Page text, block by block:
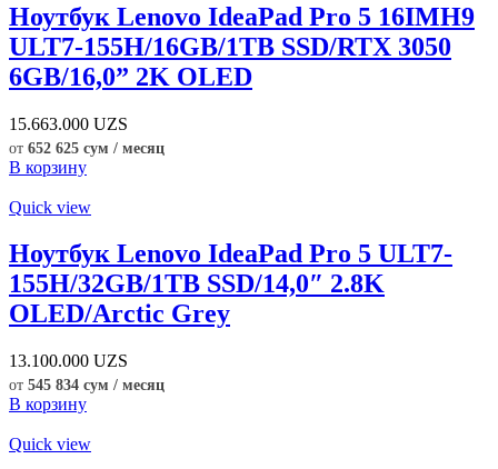
Ноутбук Lenovo IdeaPad Pro 5 16IMH9
ULT7-155H/16GB/1TB SSD/RTX 3050
6GB/16,0” 2K OLED
15.663.000 UZS
от 652 625 сум / месяц
В корзину
Quick view
Ноутбук Lenovo IdeaPad Pro 5 ULT7-
155H/32GB/1TB SSD/14,0″ 2.8K
OLED/Arctic Grey
13.100.000 UZS
от 545 834 сум / месяц
В корзину
Quick view